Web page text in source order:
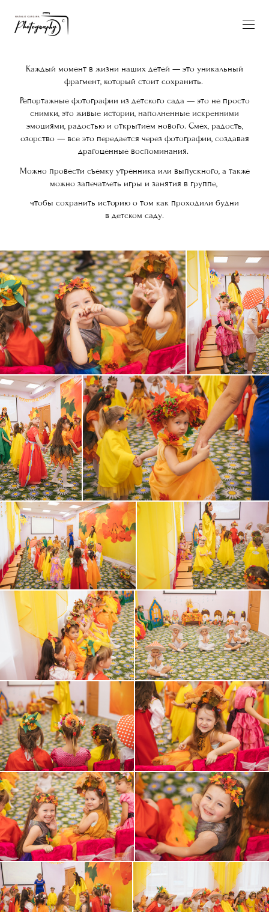
Каждый момент в жизни наших детей — это уникальный
фрагмент, который стоит сохранить.
Репортажные фотографии из детского сада — это не просто
снимки, это живые истории, наполненные искренними
эмоциями, радостью и открытием нового. Смех, радость,
озорство — все это передается через фотографии, создавая
драгоценные воспоминания.
Можно провести съемку утренника или выпускного, а также
можно запечатлеть игры и занятия в группе,
чтобы сохранить историю о том как проходили будни
в детском саду.